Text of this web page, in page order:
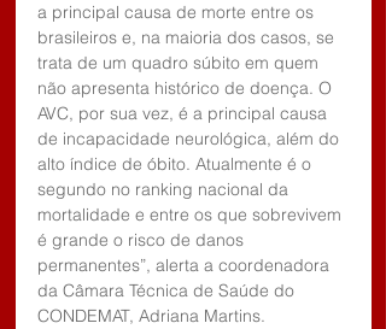
a principal causa de morte entre os
brasileiros e, na maioria dos casos, se
trata de um quadro súbito em quem
não apresenta histórico de doença. O
AVC, por sua vez, é a principal causa
de incapacidade neurológica, além do
alto índice de óbito. Atualmente é o
segundo no ranking nacional da
mortalidade e entre os que sobrevivem
é grande o risco de danos
permanentes”, alerta a coordenadora
da Câmara Técnica de Saúde do
CONDEMAT, Adriana Martins.